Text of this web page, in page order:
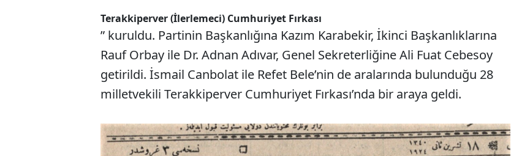
Terakkiperver (İlerlemeci) Cumhuriyet Fırkası
” kuruldu. Partinin Başkanlığına Kazım Karabekir, İkinci Başkanlıklarına
Rauf Orbay ile Dr. Adnan Adıvar, Genel Sekreterliğine Ali Fuat Cebesoy
getirildi. İsmail Canbolat ile Refet Bele’nin de aralarında bulunduğu 28
milletvekili Terakkiperver Cumhuriyet Fırkası’nda bir araya geldi.